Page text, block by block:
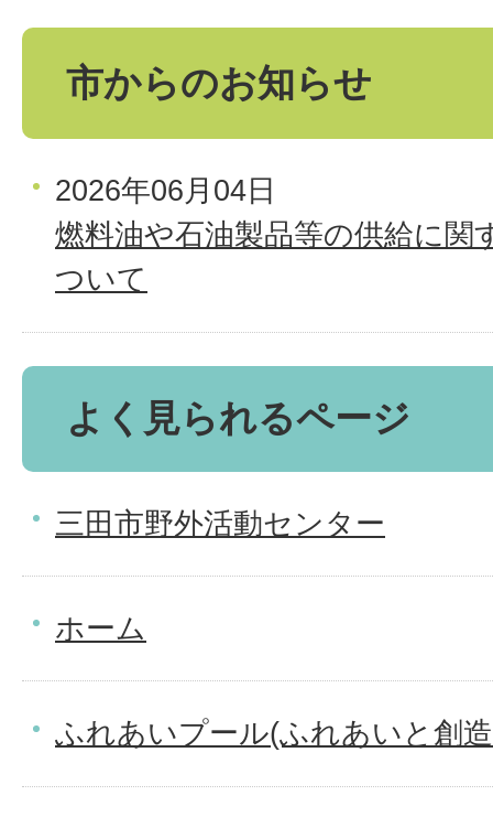
市からのお知らせ
2026年06月04日
燃料油や石油製品等の供給に関
ついて
よく見られるページ
三田市野外活動センター
ホーム
ふれあいプール(ふれあいと創